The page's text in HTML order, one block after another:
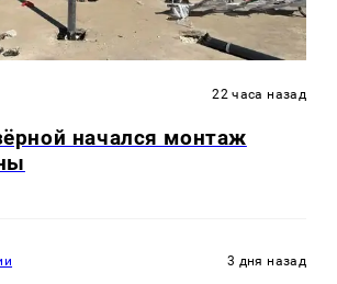
22 часа назад
начался монтаж
3 дня назад